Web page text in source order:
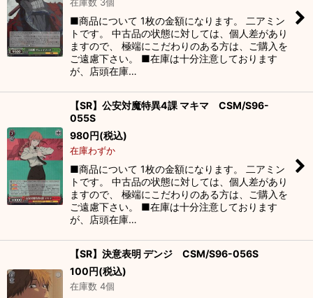
■商品について 1枚の金額になります。 二アミン
トです。 中古品の状態に対しては、個人差があり
ますので、 極端にこだわりのある方は、ご購入を
ご遠慮下さい。 ■在庫は十分注意しております
が、店頭在庫…
【SR】公安対魔特異4課 マキマ CSM/S96-
055S
980円(税込)
在庫わずか
■商品について 1枚の金額になります。 二アミン
トです。 中古品の状態に対しては、個人差があり
ますので、 極端にこだわりのある方は、ご購入を
ご遠慮下さい。 ■在庫は十分注意しております
が、店頭在庫…
【SR】決意表明 デンジ CSM/S96-056S
100円(税込)
在庫数 4個